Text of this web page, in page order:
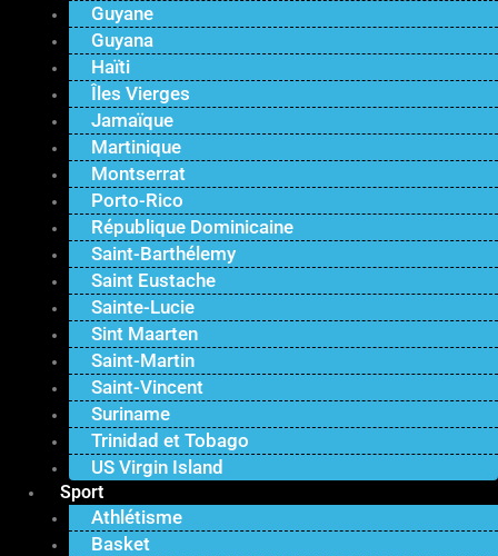
Guyane
Guyana
Haïti
Îles Vierges
Jamaïque
Martinique
Montserrat
Porto-Rico
République Dominicaine
Saint-Barthélemy
Saint Eustache
Sainte-Lucie
Sint Maarten
Saint-Martin
Saint-Vincent
Suriname
Trinidad et Tobago
US Virgin Island
Sport
Athlétisme
Basket